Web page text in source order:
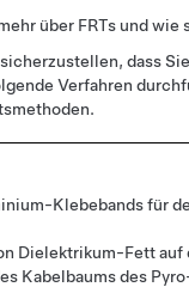
über FRTs und
sicherzustellen, dass
Verfahren
Klebebands für
Dielektrikum-Fett
Kabelbaums des